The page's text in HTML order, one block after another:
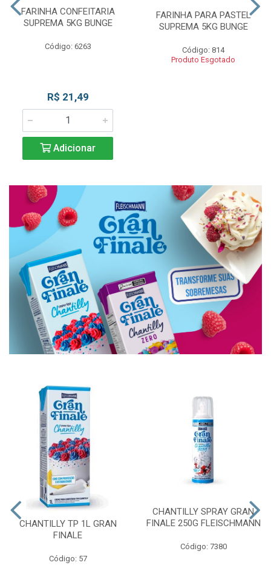
FARINHA CONFEITARIA
SUPREMA 5KG BUNGE
Código: 6263
R$ 21,49
Adicionar
FARINHA PARA PASTEL
SUPREMA 5KG BUNGE
Código: 814
Produto Esgotado
CHANTILLY TP 1L GRAN
FINALE
Código: 57
CHANTILLY SPRAY GRAN
FINALE 250G FLEISCHMANN
Código: 7380